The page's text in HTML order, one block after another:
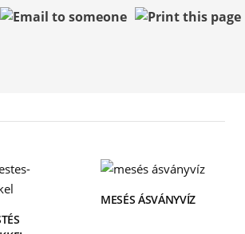
MESÉS ÁSVÁNYVÍZ